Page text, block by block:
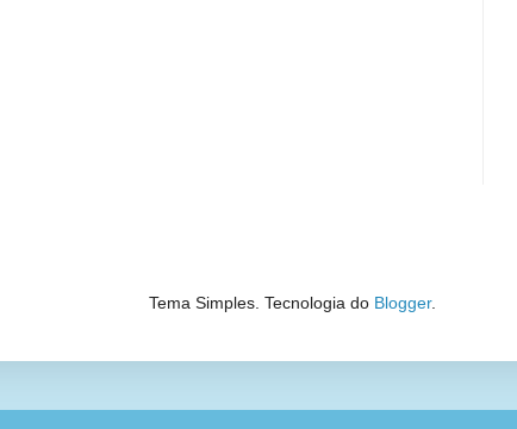
Tema Simples. Tecnologia do Blogger.